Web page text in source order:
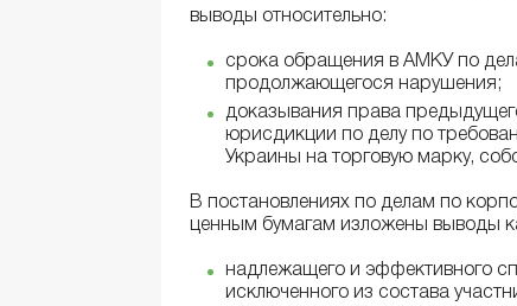
выводы относительно:
срока обращения в АМКУ по
продолжающегося нарушения;
доказывания права
юрисдикции по делу по
Украины на торговую марку,
В постановлениях по делам по
ценным бумагам изложены выводы
надлежащего и эффективного
исключенного из состава